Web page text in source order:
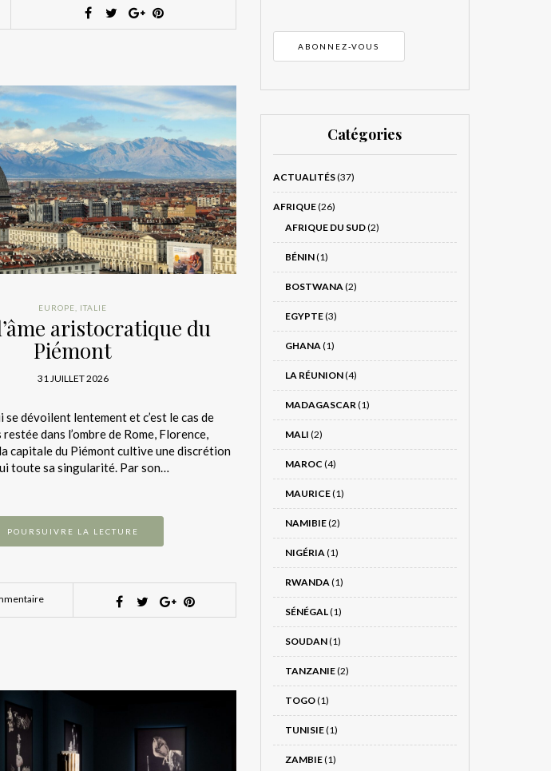
EUROPE ITALIE
aristocratique du
Piémont
31 JUILLET 2026
se dévoilent lentement et c’est le cas de
dans l’ombre de Rome, Florence,
capitale du Piémont cultive une discrétion
toute sa singularité. Par son…
POURSUIVRE LA LECTURE
Catégories
ACTUALITÉS(37)
AFRIQUE(26)
AFRIQUE DU SUD(2)
BÉNIN(1)
BOSTWANA (2)
EGYPTE(3)
GHANA (1)
LA RÉUNION(4)
MADAGASCAR (1)
MALI (2)
MAROC (4)
MAURICE(1)
NAMIBIE(2)
NIGÉRIA (1)
RWANDA (1)
SÉNÉGAL(1)
SOUDAN(1)
TANZANIE(2)
TOGO(1)
TUNISIE(1)
ZAMBIE(1)